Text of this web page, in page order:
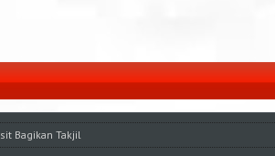
Bagikan Takjil